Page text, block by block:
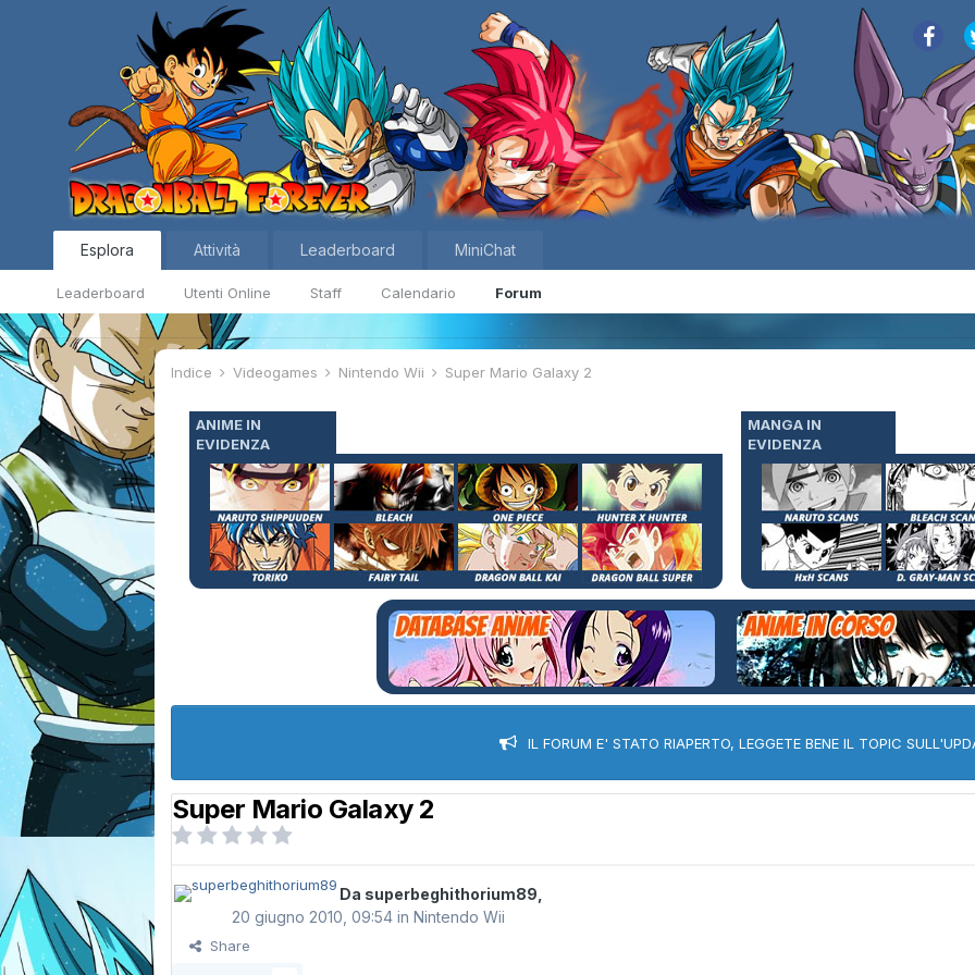
Esplora
Leaderboard Utenti Online Staff Calendario Forum
Attività Leaderboard MiniChat
Indice Videogames Nintendo Wii Super Mario Galaxy 2
ANIME IN
EVIDENZA
MANGA IN
EVIDENZA
IL FORUM E' STATO RIAPERTO, LEGGETE BENE IL TOPIC
Super Mario Galaxy 2
Da superbeghithorium89
20 giugno 2010, 09:54 inNintendo Wii
Share